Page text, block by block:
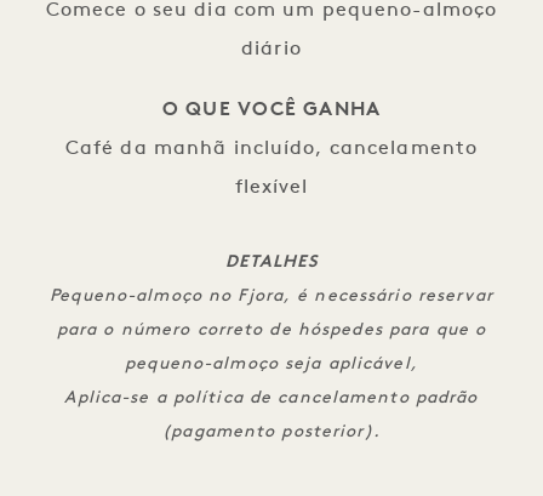
Comece o seu dia com um pequeno-almoço
diário
O QUE VOCÊ GANHA
Café da manhã incluído, cancelamento
flexível
DETALHES
Pequeno-almoço no Fjora, é necessário reservar
para o número correto de hóspedes para que o
pequeno-almoço seja aplicável,
Aplica-se a política de cancelamento padrão
(pagamento posterior).